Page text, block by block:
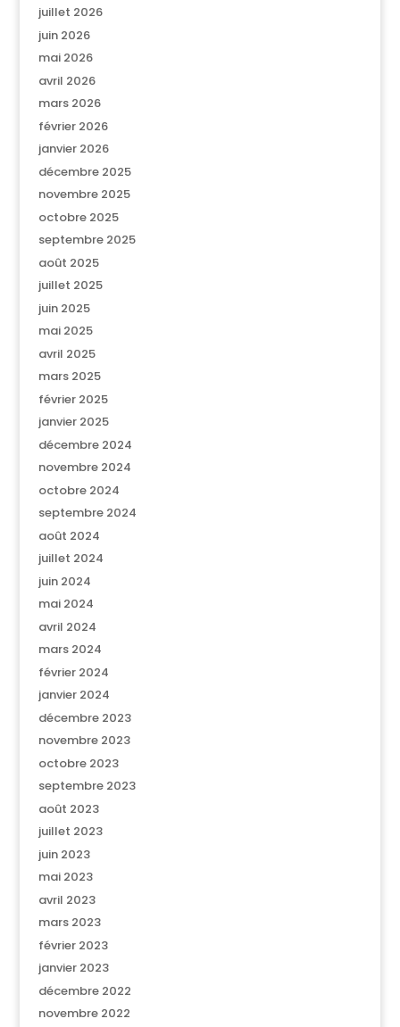
juillet 2026
juin 2026
mai 2026
avril 2026
mars 2026
février 2026
janvier 2026
décembre 2025
novembre 2025
octobre 2025
septembre 2025
août 2025
juillet 2025
juin 2025
mai 2025
avril 2025
mars 2025
février 2025
janvier 2025
décembre 2024
novembre 2024
octobre 2024
septembre 2024
août 2024
juillet 2024
juin 2024
mai 2024
avril 2024
mars 2024
février 2024
janvier 2024
décembre 2023
novembre 2023
octobre 2023
septembre 2023
août 2023
juillet 2023
juin 2023
mai 2023
avril 2023
mars 2023
février 2023
janvier 2023
décembre 2022
novembre 2022